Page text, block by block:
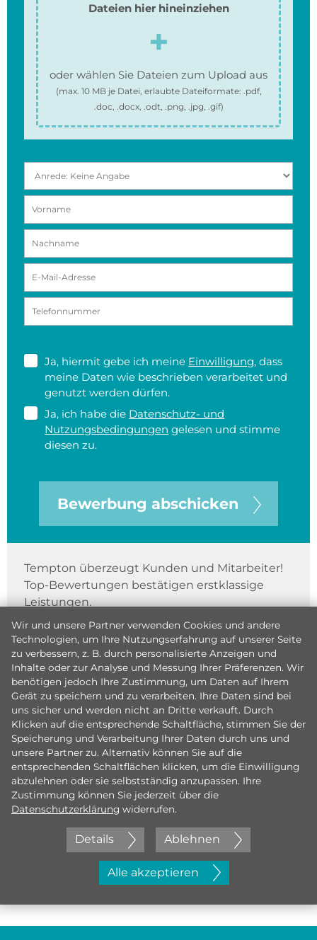
Dateien hier hineinziehen
oder wählen Sie Dateien zum Upload aus
(max. 10 MBje Datei, erlaubte Dateiformate: .pdf,
.doc, .docx, .odt, .png, .jpg, .gif)
Ja, hiermit gebe ich meine Einwilligung, dass
meine Daten wie beschrieben verarbeitet und
genutzt werden dürfen.
Ja, ich habe die Datenschutz- und
Nutzungsbedingungen gelesen und stimme
diesen zu.
Bewerbung abschicken
Tempton überzeugt Kunden und Mitarbeiter!
Top-Bewertungen bestätigen erstklassige
Leistungen.
Jetzt initiativ bewerben
Wir und unsere Partner verwenden Cookies und andere
Technologien, um Ihre Nutzungserfahrung auf unserer Seite
zu verbessern, z. B. durch personalisierte Anzeigen und
Inhalte oder zur Analyse und Messung Ihrer Präferenzen. Wir
benötigen jedoch Ihre Zustimmung, um Daten auf Ihrem
Gerät zu speichern und zu verarbeiten. Ihre Daten sind bei
uns sicher und werden nicht an Dritte verkauft. Durch
Klicken auf die entsprechende Schaltfläche, stimmen Sie der
Speicherung und Verarbeitung Ihrer Daten durch uns und
unsere Partner zu. Alternativ können Sie auf die
entsprechenden Schaltflächen klicken, um die Einwilligung
abzulehnen oder sie selbstständig anzupassen. Ihre
Zustimmung können Sie jederzeit über die
Datenschutzerklärung widerrufen.
Details Ablehnen
Alle akzeptieren